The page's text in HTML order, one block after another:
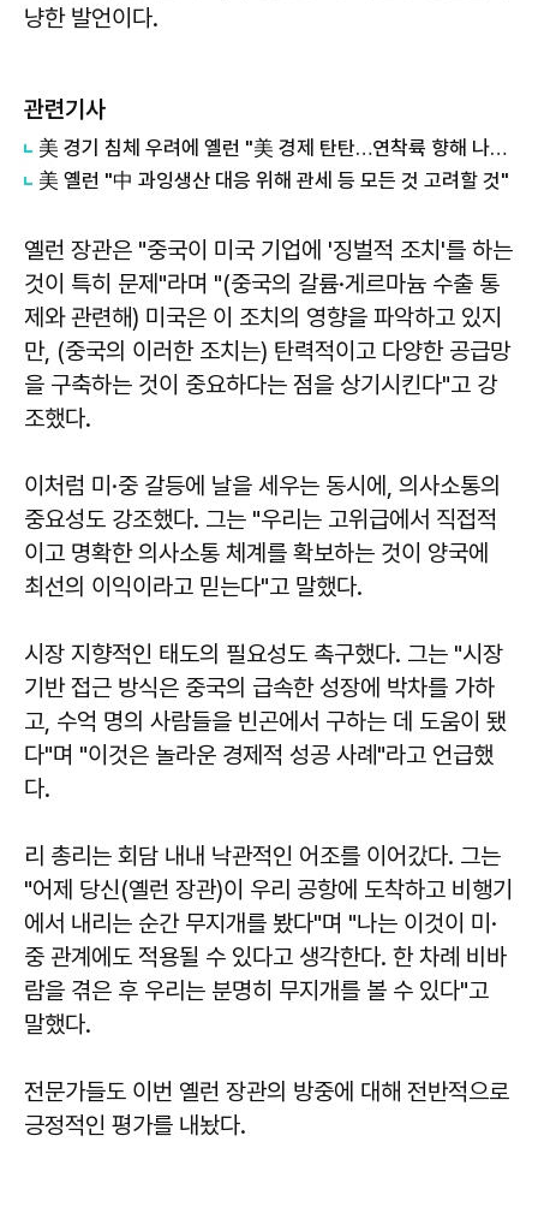
냥한 발언이다.
관련기사
美 경기 침체 우려에 옐런 "美 경제 탄탄…연착륙 향해 나아가"
美 옐런 "中 과잉생산 대응 위해 관세 등 모든 것 고려할 것"
옐런 장관은 "중국이 미국 기업에 '징벌적 조치'를 하는
것이 특히 문제"라며 "(중국의 갈륨·게르마늄 수출 통
제와 관련해) 미국은 이 조치의 영향을 파악하고 있지
만, (중국의 이러한 조치는) 탄력적이고 다양한 공급망
을 구축하는 것이 중요하다는 점을 상기시킨다"고 강
조했다.
이처럼 미·중 갈등에 날을 세우는 동시에, 의사소통의
중요성도 강조했다. 그는 "우리는 고위급에서 직접적
이고 명확한 의사소통 체계를 확보하는 것이 양국에
최선의 이익이라고 믿는다"고 말했다.
시장 지향적인 태도의 필요성도 촉구했다. 그는 "시장
기반 접근 방식은 중국의 급속한 성장에 박차를 가하
고, 수억 명의 사람들을 빈곤에서 구하는 데 도움이 됐
다"며 "이것은 놀라운 경제적 성공 사례"라고 언급했
다.
리 총리는 회담 내내 낙관적인 어조를 이어갔다. 그는
"어제 당신(옐런 장관)이 우리 공항에 도착하고 비행기
에서 내리는 순간 무지개를 봤다"며 "나는 이것이 미·
중 관계에도 적용될 수 있다고 생각한다. 한 차례 비바
람을 겪은 후 우리는 분명히 무지개를 볼 수 있다"고
말했다.
전문가들도 이번 옐런 장관의 방중에 대해 전반적으로
긍정적인 평가를 내놨다.